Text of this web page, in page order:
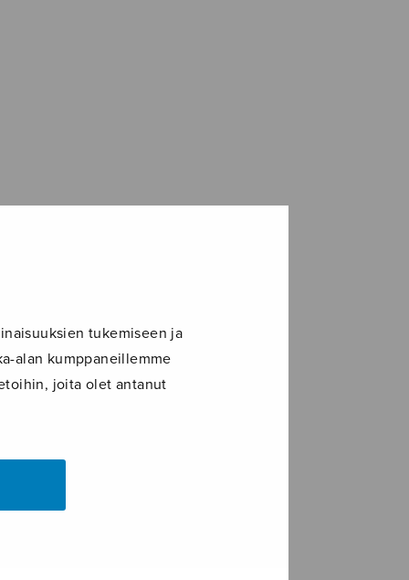
tukemiseen ja
alan kumppaneillemme
joita olet antanut